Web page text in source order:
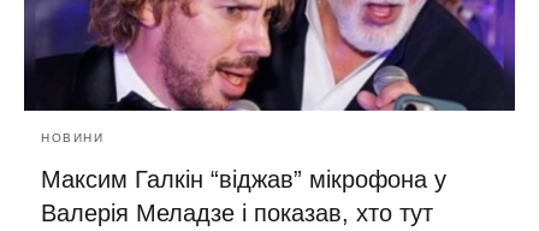
НОВИНИ
Максим Галкін “віджав” мікрофона у
Валерія Меладзе і показав, хто тут